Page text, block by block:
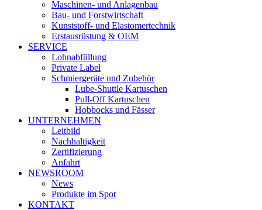
Maschinen- und Anlagenbau
Bau- und Forstwirtschaft
Kunststoff- und Elastomertechnik
Erstausrüstung & OEM
SERVICE
Lohnabfüllung
Private Label
Schmiergeräte und Zubehör
Lube-Shuttle Kartuschen
Pull-Off Kartuschen
Hobbocks und Fässer
UNTERNEHMEN
Leitbild
Nachhaltigkeit
Zertifizierung
Anfahrt
NEWSROOM
News
Produkte im Spot
KONTAKT